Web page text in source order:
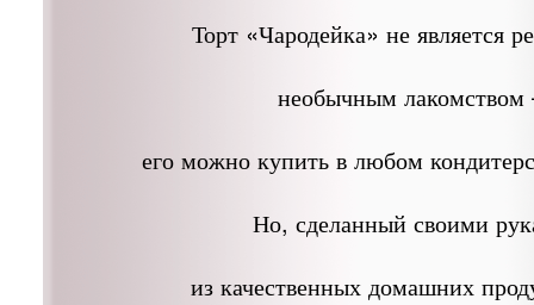
Торт «Чародейка» не является
необычным лакомством
его можно купить в любом
Но, сделанный своими
из качественных домашних